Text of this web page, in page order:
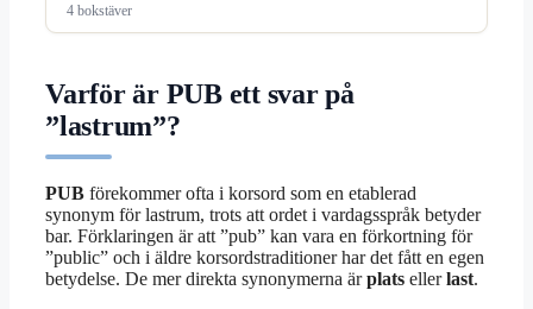
4 bokstäver
Varför är PUB ett svar på
”lastrum”?
PUB förekommer ofta i korsord som en etablerad
synonym för lastrum, trots att ordet i vardagsspråk betyder
bar. Förklaringen är att ”pub” kan vara en förkortning för
”public” och i äldre korsordstraditioner har det fått en egen
betydelse. De mer direkta synonymerna ärplats ellerlast.